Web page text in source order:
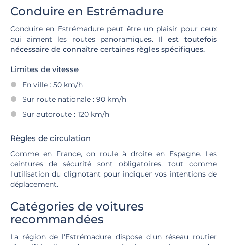
Conduire en Estrémadure
Conduire en Estrémadure peut être un plaisir pour ceux
qui aiment les routes panoramiques. Il est toutefois
nécessaire de connaître certaines règles spécifiques.
Limites de vitesse
En ville : 50 km/h
Sur route nationale : 90 km/h
Sur autoroute : 120 km/h
Règles de circulation
Comme en France, on roule à droite en Espagne. Les
ceintures de sécurité sont obligatoires, tout comme
l'utilisation du clignotant pour indiquer vos intentions de
déplacement.
Catégories de voitures
recommandées
La région de l'Estrémadure dispose d'un réseau routier